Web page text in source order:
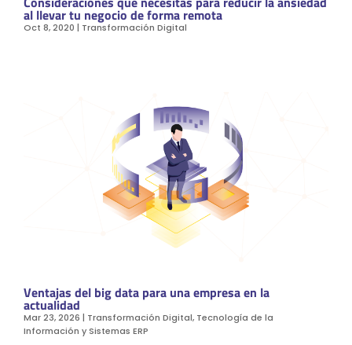
al llevar tu negocio de forma remota
Oct 8, 2020 | Transformación Digital
Ventajas del big data para una empresa en la
actualidad
Mar 23, 2026 | Transformación Digital, Tecnología de la
Información y Sistemas ERP